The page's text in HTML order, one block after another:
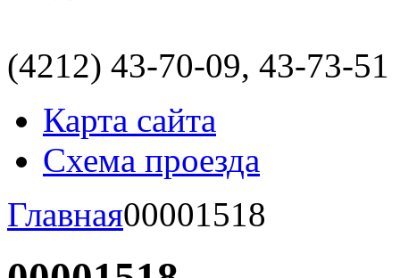
(4212) 43-70-09, 43-73-51
Карта сайта
Схема проезда
Главная00001518